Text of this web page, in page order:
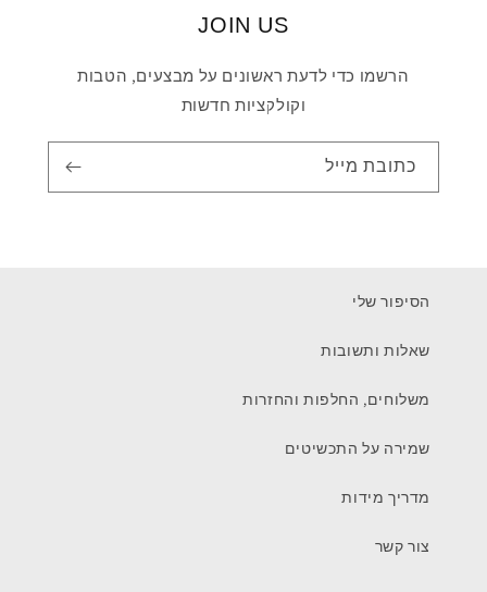
JOIN US
הרשמו כדי לדעת ראשונים על מבצעים, הטבות
וקולקציות חדשות
כתובת מייל
הסיפור שלי
שאלות ותשובות
משלוחים, החלפות והחזרות
שמירה על התכשיטים
מדריך מידות
צור קשר